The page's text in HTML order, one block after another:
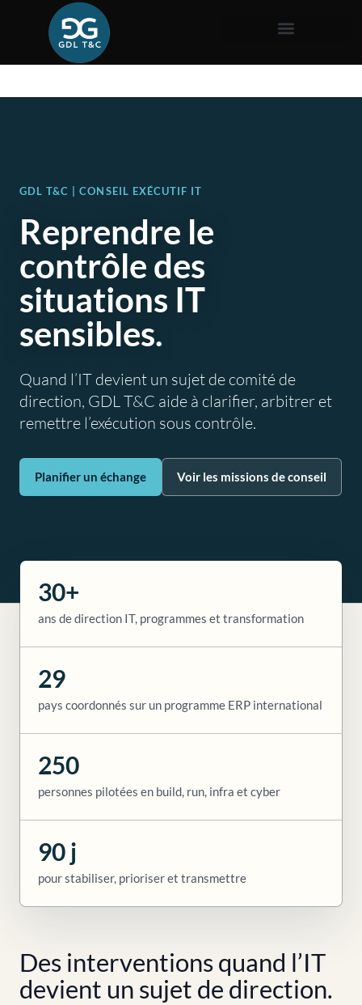
GDL T&C | CONSEIL EXÉCUTIF IT
Reprendre le
contrôle des
situations IT
sensibles.
Quand l’IT devient un sujet de comité de
direction, GDL T&C aide à clarifier, arbitrer et
remettre l’exécution sous contrôle.
Planifier un échange Voir les missions de conseil
30+
ans de direction IT, programmes et transformation
29
pays coordonnés sur un programme ERP international
250
personnes pilotées en build, run, infra et cyber
90 j
pour stabiliser, prioriser et transmettre
Des interventions quand l’IT
devient un sujet de direction.